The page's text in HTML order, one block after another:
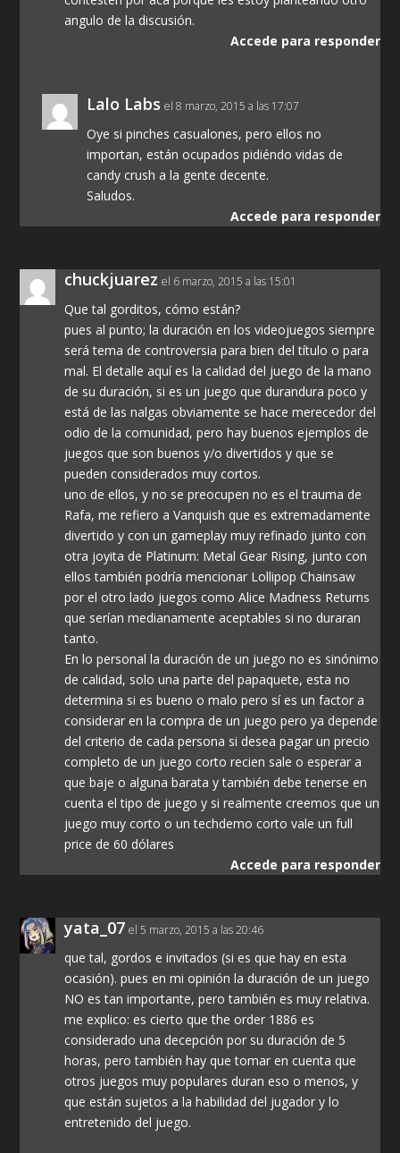
angulo de la discusión.
Accede para responder
Lalo Labs el 8 marzo, 2015 a las 17:07
Oye si pinches casualones, pero ellos no
importan, están ocupados pidiéndo vidas de
candy crush a la gente decente.
Saludos.
Accede para responder
chuckjuarez el 6 marzo, 2015 a las 15:01
Que tal gorditos, cómo están?
pues al punto; la duración en los videojuegos siempre
será tema de controversia para bien del título o para
mal. El detalle aquí es la calidad del juego de la mano
de su duración, si es un juego que durandura poco y
está de las nalgas obviamente se hace merecedor del
odio de la comunidad, pero hay buenos ejemplos de
juegos que son buenos y/o divertidos y que se
pueden considerados muy cortos.
uno de ellos, y no se preocupen no es el trauma de
Rafa, me refiero a Vanquish que es extremadamente
divertido y con un gameplay muy refinado junto con
otra joyita de Platinum: Metal Gear Rising, junto con
ellos también podría mencionar Lollipop Chainsaw
por el otro lado juegos como Alice Madness Returns
que serían medianamente aceptables si no duraran
tanto.
En lo personal la duración de un juego no es sinónimo
de calidad, solo una parte del papaquete, esta no
determina si es bueno o malo pero sí es un factor a
considerar en la compra de un juego pero ya depende
del criterio de cada persona si desea pagar un precio
completo de un juego corto recien sale o esperar a
que baje o alguna barata y también debe tenerse en
cuenta el tipo de juego y si realmente creemos que un
juego muy corto o un techdemo corto vale un full
price de 60 dólares
Accede para responder
yata_07 el 5 marzo, 2015 a las 20:46
que tal, gordos e invitados (si es que hay en esta
ocasión). pues en mi opinión la duración de un juego
NO es tan importante, pero también es muy relativa.
me explico: es cierto que the order 1886 es
considerado una decepción por su duración de 5
horas, pero también hay que tomar en cuenta que
otros juegos muy populares duran eso o menos, y
que están sujetos a la habilidad del jugador y lo
entretenido del juego.